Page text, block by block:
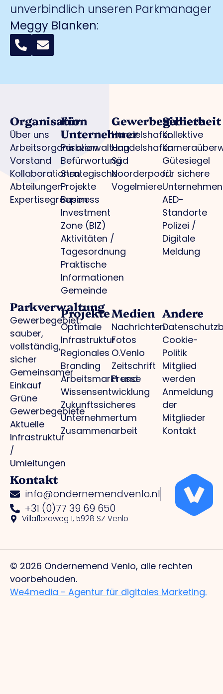
unverbindlich unseren Parkmanager
Meggy Blanken:
Organisation
Über uns
Arbeitsorganisation
Vorstand
Kollaborationen
Abteilungen
Expertisegroepen
Für
Unternehmer
Parkverwaltung
Befürwortung
Strategische
Projekte
Business
Investment
Zone (BIZ)
Aktivitäten /
Tagesordnung
Praktische
Informationen
Gemeinde
Gewerbegebiete
Handelshafen
Handelshafen
Süd
Noorderpoort
Vogelmiere
Sicherheit
Kollektive
Gütesiegel
für sichere
Unternehmen
AED-
Standorte
Polizei /
Digitale
Meldung
Parkverwaltung
Gewerbegebiet:
sauber,
vollständig,
sicher
Gemeinsamer
Einkauf
Grüne
Gewerbegebiete
Aktuelle
Infrastruktur
/
Umleitungen
Projekte
Optimale
Infrastruktur
Regionales
Branding
Arbeitsmarkt und
Wissensentwicklung
Zukunftssicheres
Unternehmertum
Zusammenarbeit
Medien
Nachrichten
Fotos
O.Venlo
Zeitschrift
Presse
Andere
Cookie-
Politik
Mitglied
werden
Anmeldung
der
Mitglieder
Kontakt
Kontakt
info@ondernemendvenlo.nl
+31 (0)77 39 69 650
Villafloraweg 1, 5928 SZ Venlo
© 2026 Ondernemend Venlo, alle rechten
voorbehouden.
We4media - Agentur für digitales Marketing.